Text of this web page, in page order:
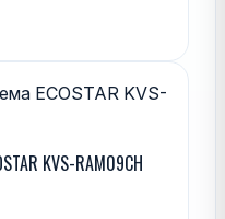
KVS-RAM09CH